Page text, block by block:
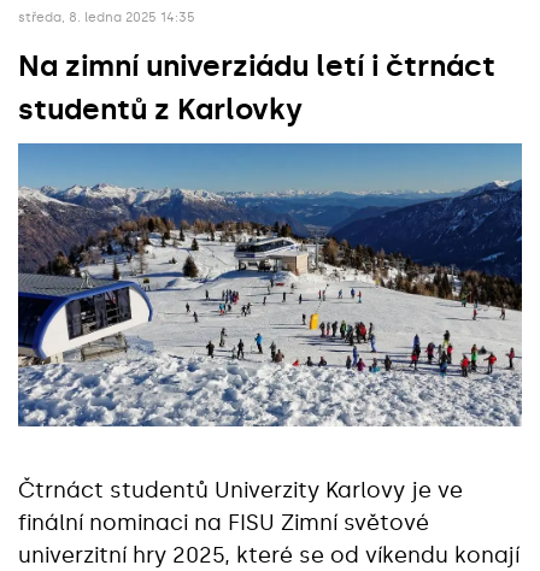
středa, 8. ledna 2025 14:35
Na zimní univerziádu letí i čtrnáct
studentů z Karlovky
Čtrnáct studentů Univerzity Karlovy je ve
finální nominaci na FISU Zimní světové
univerzitní hry 2025, které se od víkendu konají